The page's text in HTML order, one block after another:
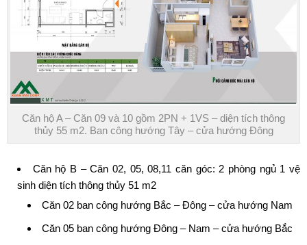
Căn hộ A – Căn 09 và 10 gồm 2PN + 1VS – diện tích thông
thủy 55 m2. Ban công hướng Tây – cửa hướng Đông
Căn hộ B – Căn 02, 05, 08,11 căn góc: 2 phòng ngủ 1 vệ
sinh diện tích thông thủy 51 m2
Căn 02 ban công hướng Bắc – Đông – cửa hướng Nam
Căn 05 ban công hướng Đông – Nam – cửa hướng Bắc